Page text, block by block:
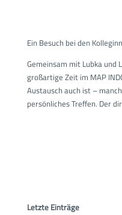
Ein Besuch bei den
Gemeinsam mit Lubka und
großartige Zeit im MAP
Austausch auch ist –
persönliches Treffen. Der
Letzte Einträge